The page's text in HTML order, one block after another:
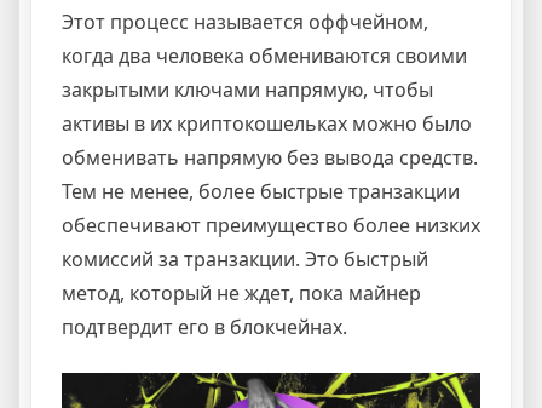
Этот процесс называется оффчейном,
когда два человека обмениваются своими
закрытыми ключами напрямую, чтобы
активы в их криптокошельках можно было
обменивать напрямую без вывода средств.
Тем не менее, более быстрые транзакции
обеспечивают преимущество более низких
комиссий за транзакции. Это быстрый
метод, который не ждет, пока майнер
подтвердит его в блокчейнах.